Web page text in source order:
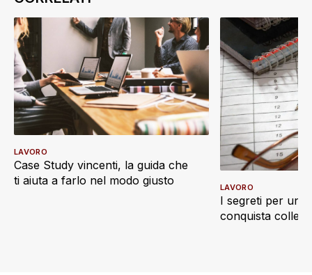
Case Study vincenti, la guida che
ti aiuta a farlo nel modo giusto
LAVORO
I segreti per un
conquista
LAVORO